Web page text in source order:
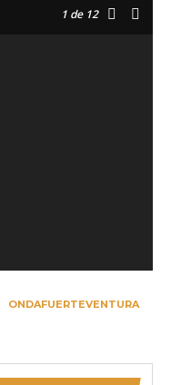
1 de 12
ONDAFUERTEVENTURA